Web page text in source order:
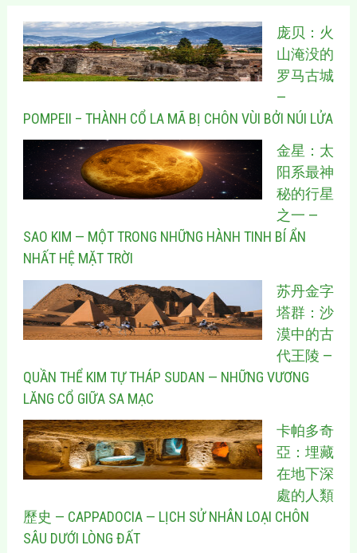
庞贝：火
山淹没的
罗马古城
—
POMPEII – THÀNH CỔ LA MÃ BỊ CHÔN VÙI BỞI NÚI LỬA
金星：太
阳系最神
秘的行星
之一 —
SAO KIM — MỘT TRONG NHỮNG HÀNH TINH BÍ ẨN
NHẤT HỆ MẶT TRỜI
苏丹金字
塔群：沙
漠中的古
代王陵 —
QUẦN THỂ KIM TỰ THÁP SUDAN — NHỮNG VƯƠNG
LĂNG CỔ GIỮA SA MẠC
卡帕多奇
亞：埋藏
在地下深
處的人類
歷史 — CAPPADOCIA — LỊCH SỬ NHÂN LOẠI CHÔN
SÂU DƯỚI LÒNG ĐẤT